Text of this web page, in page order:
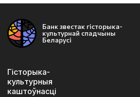
Банк звестак гісторыка-
культурнай спадчыны
Беларусі
Гісторыка-
культурныя
каштоўнасці